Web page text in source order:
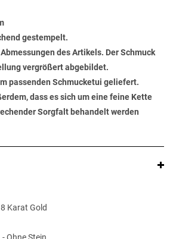
gestempelt.
des Artikels. Der Schmuck
vergrößert abgebildet.
passenden Schmucketui geliefert.
dass es sich um eine feine Kette
Sorgfalt behandelt werden
Karat Gold